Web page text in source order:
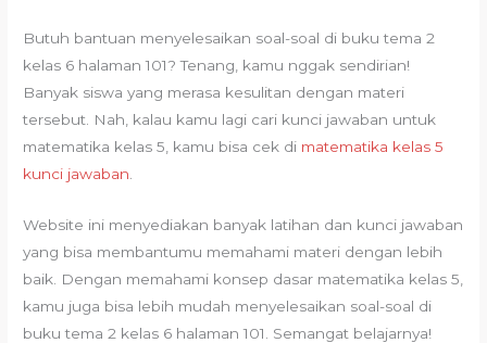
Butuh bantuan menyelesaikan soal-soal di buku tema 2
kelas 6 halaman 101? Tenang, kamu nggak sendirian!
Banyak siswa yang merasa kesulitan dengan materi
tersebut. Nah, kalau kamu lagi cari kunci jawaban untuk
matematika kelas 5, kamu bisa cek di matematika kelas 5
kunci jawaban
Website ini menyediakan banyak latihan dan kunci jawaban
yang bisa membantumu memahami materi dengan lebih
baik. Dengan memahami konsep dasar matematika kelas 5,
kamu juga bisa lebih mudah menyelesaikan soal-soal di
buku tema 2 kelas 6 halaman 101. Semangat belajarnya!